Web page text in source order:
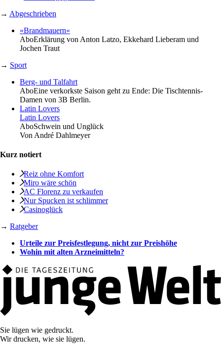
→ Abgeschrieben
»Brandmauern«
AboErklärung von Anton Latzo, Ekkehard Lieberam und
Jochen Traut
→ Sport
Berg- und Talfahrt
AboEine verkorkste Saison geht zu Ende: Die Tischtennis-
Damen von 3B Berlin.
Latin Lovers
Latin Lovers
AboSchwein und Unglück
Von André Dahlmeyer
Kurz notiert
Reiz ohne Komfort
Miro wäre schön
AC Florenz zu verkaufen
Nur Spucken ist schlimmer
Casinoglück
→ Ratgeber
Urteile zur Preisfestlegung, nicht zur Preishöhe
Wohin mit alten Arzneimitteln?
Sie lügen wie gedruckt.
Wir drucken, wie sie lügen.